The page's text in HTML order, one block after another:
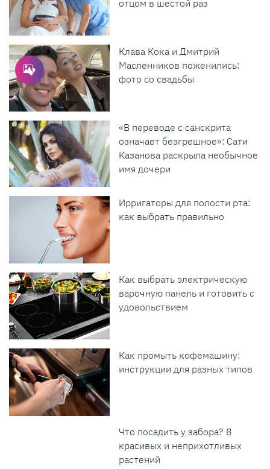
отцом в шестой раз
Клава Кока и Дмитрий
Масленников поженились:
фото со свадьбы
«В переводе с санскрита
означает безгрешное»: Сати
Казанова раскрыла необычное
имя дочери
Ирригаторы для полости рта:
как выбрать правильно
Как выбрать электрическую
варочную панель и готовить с
удовольствием
Как промыть кофемашину:
инструкции для разных типов
Что посадить у забора? 8
красивых и неприхотливых
растений